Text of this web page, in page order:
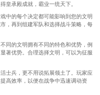
皇承殿成就，霸业一统天下。
中的每个决定都可能影响到您的文明
，再到组建军队和选择战斗策略，每
同的文明拥有不同的特色和优势，例
著优势。合理选择文明，可以为征服
士兵，更不用说拓展领土了。玩家应
高效率，以便在战争中迅速调动资